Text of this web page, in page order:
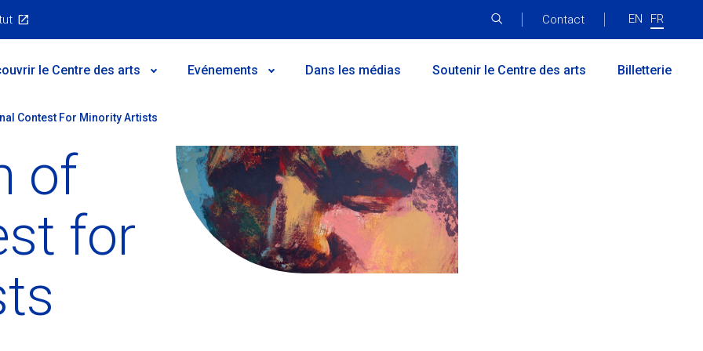
Menu
Contact EN FR
le Centre des arts Evénements Dans les médias Soutenir le Centre des arts Billetterie
Contest For Minority Artists
of
for